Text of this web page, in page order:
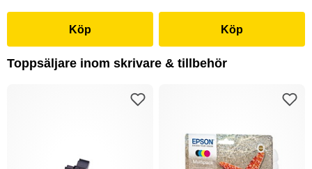
Köp Köp
Toppsäljare inom skrivare & tillbehör